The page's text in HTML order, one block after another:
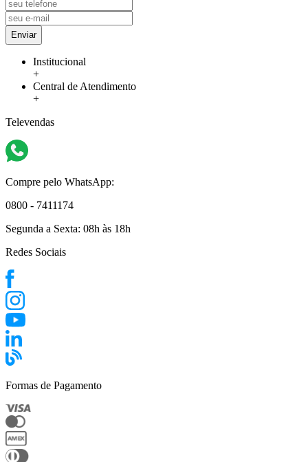
Enviar
Institucional
+
Central de Atendimento
+
Televendas
Compre pelo WhatsApp:
0800 - 7411174
Segunda a Sexta: 08h às 18h
Redes Sociais
Formas de Pagamento